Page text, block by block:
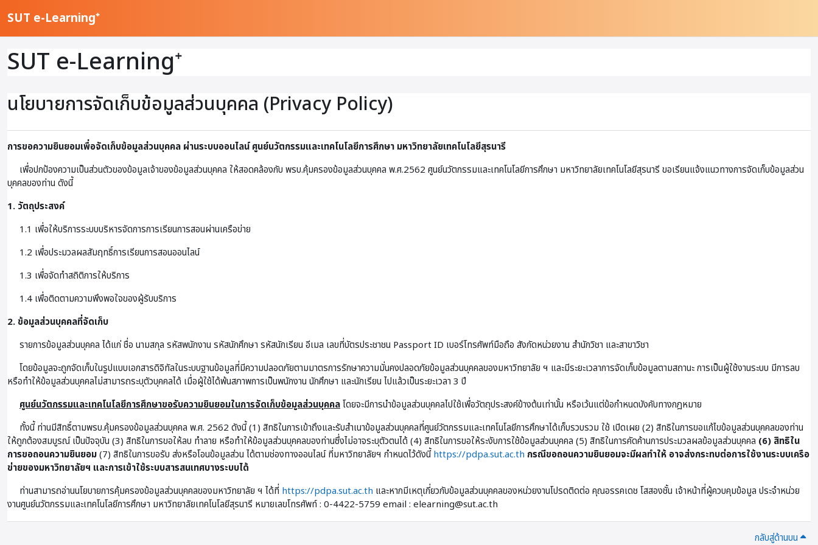
SUT e-Learning⁺
SUT e-Learning⁺
นโยบายการจัดเก็บข้อมูลส่วนบุคคล (Privacy Policy)
การขอความยินยอมเพื่อจัดเก็บข้อมูลส่วนบุคคล ผ่านระบบออนไลน์ศูนย์นวัตกรรมและเทคโนโลยีการศึกษา มหาวิทยาลัยเทคโนโลยีสุรนารี
เพื่อปกป้องความเป็นส่วนตัวของข้อมูลเจ้าของข้อมูลส่วนบุคคล ให้สอดคล้องกับ พรบ.คุ้มครองข้อมูลส่วนบุคคล พ.ศ.2562 ศูนย์นวัตกรรมและเทคโนโลยีการศึกษา มหาวิทยาลัยเทคโนโลยีสุรนารี ขอเรียนแจ้งแนวทางการจัดเก็บข้อมูลส่วน
บุคคลของท่าน ดังนี้
1. วัตถุประสงค์
1.1 เพื่อให้บริการระบบบริหารจัดการการเรียนการสอนผ่านเครือข่าย
1.2 เพื่อประมวลผลสัมฤทธิ์การเรียนการสอนออนไลน์
1.3 เพื่อจัดทำสถิติการให้บริการ
1.4 เพื่อติดตามความพึงพอใจของผู้รับบริการ
2. ข้อมูลส่วนบุคคลที่จัดเก็บ
รายการข้อมูลส่วนบุคคล ได้แก่ ชื่อ นามสกุล รหัสพนักงาน รหัสนักศึกษา รหัสนักเรียน อีเมล เลขที่บัตรประชาชน Passport ID เบอร์โทรศัพท์มือถือ สังกัดหน่วยงาน สำนักวิชา และสาขาวิชา
โดยข้อมูลจะถูกจัดเก็บในรูปแบบเอกสารดิจิทัลในระบบฐานข้อมูลที่มีความปลอดภัยตามมาตรการรักษาความมั่นคงปลอดภัยข้อมูลส่วนบุคคลของมหาวิทยาลัย ฯ และมีระยะเวลาการจัดเก็บข้อมูลตามสถานะ การเป็นผู้ใช้งานระบบ มีการลบ
หรือทำให้ข้อมูลส่วนบุคคลไม่สามารถระบุตัวบุคคลได้ เมื่อผู้ใช้ได้พ้นสภาพการเป็นพนักงาน นักศึกษา และนักเรียน ไปแล้วเป็นระยะเวลา 3 ปี
ศูนย์นวัตกรรมและเทคโนโลยีการศึกษาขอรับความยินยอมในการจัดเก็บข้อมูลส่วนบุคคลโดยจะมีการนำข้อมูลส่วนบุคคลไปใช้เพื่อวัตถุประสงค์ข้างต้นเท่านั้น หรือเว้นแต่ข้อกำหนดบังคับทางกฎหมาย
ทั้งนี้ ท่านมีสิทธิ์ตามพรบ.คุ้มครองข้อมูลส่วนบุคคล พ.ศ. 2562 ดังนี้ (1) สิทธิในการเข้าถึงและรับสำเนาข้อมูลส่วนบุคคลที่ศูนย์วัตกรรมและเทคโนโลยีการศึกษาได้เก็บรวบรวม ใช้ เปิดเผย (2) สิทธิในการขอแก้ไขข้อมูลส่วนบุคคลของท่าน
ให้ถูกต้องสมบูรณ์ เป็นปัจจุบัน (3) สิทธิในการขอให้ลบ ทำลาย หรือทำให้ข้อมูลส่วนบุคคลของท่านซึ่งไม่อาจระบุตัวตนได้ (4) สิทธิในการขอให้ระงับการใช้ข้อมูลส่วนบุคคล (5) สิทธิในการคัดค้านการประมวลผลข้อมูลส่วนบุคคล (6) สิทธิใน
การขอถอนความยินยอม(7) สิทธิในการขอรับ ส่งหรือโอนข้อมูลส่วน ได้ตามช่องทางออนไลน์ ที่มหาวิทยาลัยฯ กำหนดไว้ดังนี้ https://pdpa.sut.ac.th กรณีขอถอนความยินยอมจะมีผลทำให้ อาจส่งกระทบต่อการใช้งานระบบเครือ
ข่ายของมหาวิทยาลัยฯ และการเข้าใช้ระบบสารสนเทศบางระบบได้
ท่านสามารถอ่านนโยบายการคุ้มครองข้อมูลส่วนบุคคลของมหาวิทยาลัย ฯ ได้ที่ https://pdpa.sut.ac.th และหากมีเหตุเกี่ยวกับข้อมูลส่วนบุคคลของหน่วยงานโปรดติดต่อ คุณอรรคเดช โสสองชั้น เจ้าหน้าที่ผู้ควบคุมข้อมูล ประจําหน่วย
งานศูนย์นวัตกรรมและเทคโนโลยีการศึกษา มหาวิทยาลัยเทคโนโลยีสุรนารี หมายเลขโทรศัพท์ : 0-4422-5759 email : elearning@sut.ac.th
กลับสู่ด้านบน